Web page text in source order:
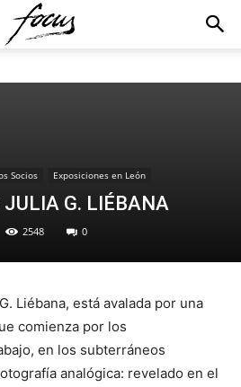
Socios Exposiciones en León
JULIA G. LIÉBANA
2548 0
Liébana, está avalada por una
comienza por los
en los subterráneos
analógica: revelado en el